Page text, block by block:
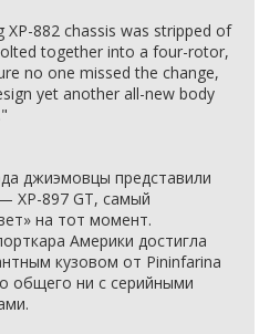
XP-882 chassis was stripped of
together into a four-rotor,
no one missed the change,
yet another all-new body
."
джиэмовцы представили
XP-897 GT, самый
на тот момент.
Америки достигла
кузовом от Pininfarina
общего ни с серийными